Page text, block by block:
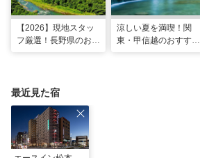
【2026】現地スタッ
フ厳選！長野県のおす
涼しい夏を満喫！関
東・甲信越のおすすめ
最近見た宿